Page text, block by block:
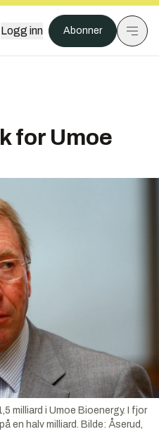
Logg inn Abonner
for Umoe
milliard i Umoe Bioenergy. I fjor
en halv milliard. Bilde: Åserud,